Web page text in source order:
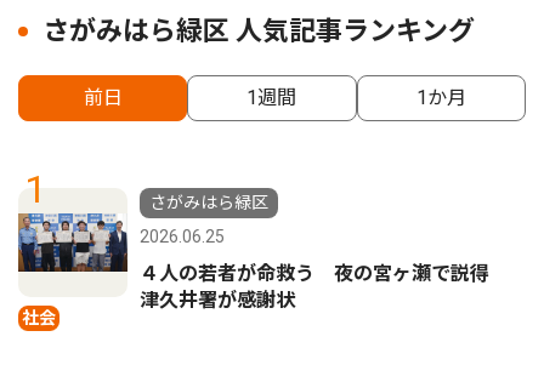
さがみはら緑区 人気記事ランキング
前日 1週間 1か月
1
社会
さがみはら緑区
2026.06.25
４人の若者が命救う 夜の宮ヶ瀬で説得
津久井署が感謝状